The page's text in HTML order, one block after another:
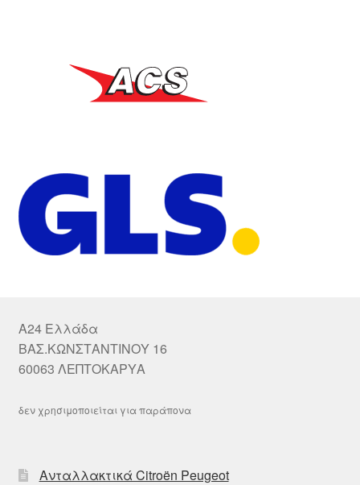
A24 Ελλάδα
ΒΑΣ.ΚΩΝΣΤΑΝΤΙΝΟΥ 16
60063 ΛΕΠΤΟΚΑΡΥΑ
δεν χρησιμοποιείται για παράπονα
Ανταλλακτικά Citroën Peugeot